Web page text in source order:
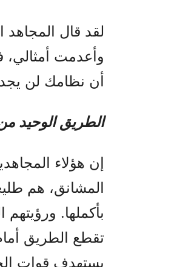
لقد قال المجاهد
وأعدمت أمثالي،
أن نظامك لن يجد
الطريق الوحيد
إن هؤلاء
المشانق، هم
بأكملها.
تقطع الطريق
يستهدف قوات